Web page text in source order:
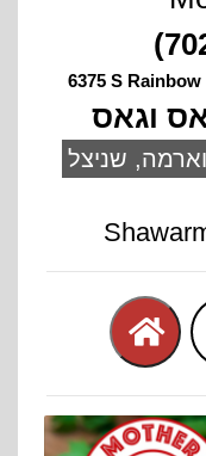
6375 S Rainbow
וגאס
שניצל